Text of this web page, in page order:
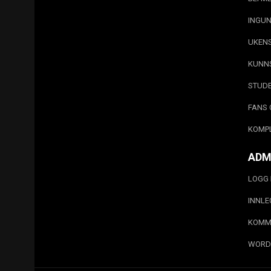
FANS
LOGG